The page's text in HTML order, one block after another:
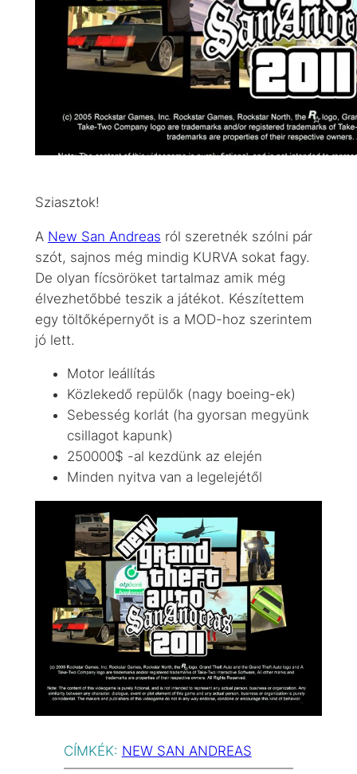
Sziasztok!
A New San Andreas ról szeretnék szólni pár
szót, sajnos még mindig KURVA sokat fagy.
De olyan fícsöröket tartalmaz amik még
élvezhetőbbé teszik a játékot. Készítettem
egy töltőképernyőt is a MOD-hoz szerintem
jó lett.
Motor leállítás
Közlekedő repülők (nagy boeing-ek)
Sebesség korlát (ha gyorsan megyünk
csillagot kapunk)
250000$ -al kezdünk az elején
Minden nyitva van a legelejétől
CÍMKÉK: NEW SAN ANDREAS